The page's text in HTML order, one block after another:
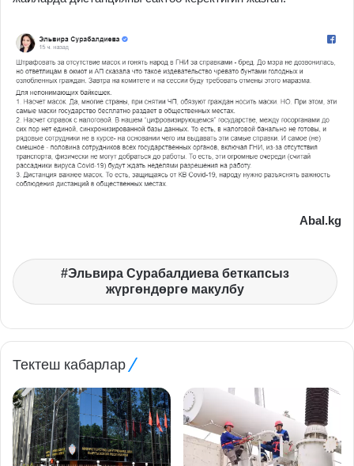
Abal.kg
Эльвира Сурабалдиева беткапсыз
жүргөндөргө макулбу
Тектеш кабарлар